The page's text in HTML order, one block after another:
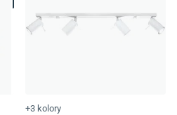
+3 kolory